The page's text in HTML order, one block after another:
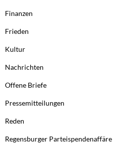
Finanzen
Frieden
Kultur
Nachrichten
Offene Briefe
Pressemitteilungen
Reden
Regensburger Parteispendenaffäre